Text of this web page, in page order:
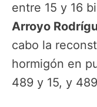
entre 15 y 16
Arroyo
cabo la
hormigón en
489 y 15, y